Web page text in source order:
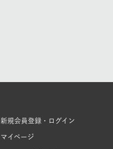
新規会員登録・ログイン
マイページ